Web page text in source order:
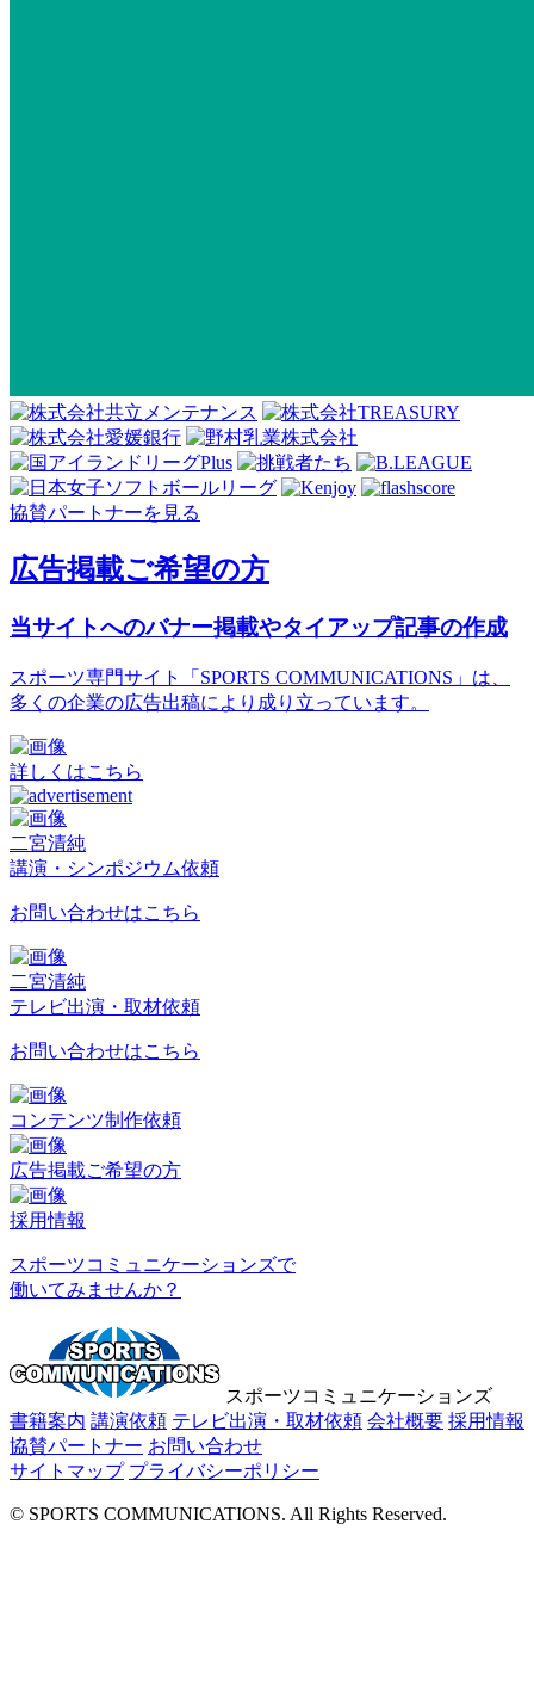
協賛パートナーを見る
広告掲載ご希望の方
当サイトへのバナー掲載やタイアップ記事の作成
スポーツ専門サイト「SPORTS COMMUNICATIONS」は、
多くの企業の広告出稿により成り立っています。
詳しくはこちら
二宮清純
講演・シンポジウム依頼
お問い合わせはこちら
二宮清純
テレビ出演・取材依頼
お問い合わせはこちら
コンテンツ制作依頼
広告掲載ご希望の方
採用情報
スポーツコミュニケーションズで
働いてみませんか？
スポーツコミュニケーションズ
書籍案内 講演依頼 テレビ出演・取材依頼 会社概要 採用情報
協賛パートナー お問い合わせ
サイトマップ プライバシーポリシー
© SPORTS COMMUNICATIONS. All Rights Reserved.